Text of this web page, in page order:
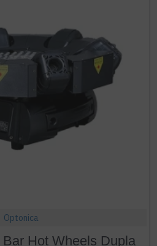
Optonica
Hot Wheels Dupla